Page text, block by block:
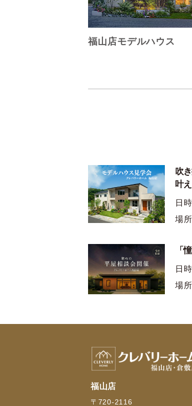
福山店モデルハウス
吹
叶
日
場
「
日
場
福山店
〒720-2116